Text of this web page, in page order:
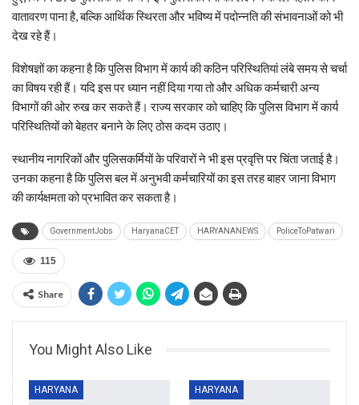
वातावरण पाना है, बल्कि आर्थिक स्थिरता और भविष्य में पदोन्नति की संभावनाओं को भी
देख रहे हैं।
विशेषज्ञों का कहना है कि पुलिस विभाग में कार्य की कठिन परिस्थितियां लंबे समय से चर्चा
का विषय रही हैं। यदि इस पर ध्यान नहीं दिया गया तो और अधिक कर्मचारी अन्य
विभागों की ओर रुख कर सकते हैं। राज्य सरकार को चाहिए कि पुलिस विभाग में कार्य
परिस्थितियों को बेहतर बनाने के लिए ठोस कदम उठाए।
स्थानीय नागरिकों और पुलिसकर्मियों के परिवारों ने भी इस प्रवृत्ति पर चिंता जताई है।
उनका कहना है कि पुलिस बल में अनुभवी कर्मचारियों का इस तरह बाहर जाना विभाग
की कार्यक्षमता को प्रभावित कर सकता है।
GovernmentJobs HaryanaCET HARYANANEWS PoliceToPatwari
115
Share
You Might Also Like
HARYANA HARYANA